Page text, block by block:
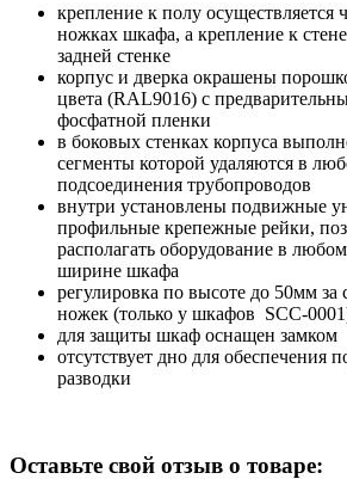
крепление к полу осуществляется
ножках шкафа, а крепление к стене
задней стенке
корпус и дверка окрашены
цвета (RAL9016) с
фосфатной пленки
в боковых стенках корпуса
сегменты которой удаляются в
подсоединения трубопроводов
внутри установлены подвижные
профильные крепежные рейки,
располагать оборудование в
ширине шкафа
регулировка по высоте до 50мм
ножек (только у шкафов SCC-
для защиты шкаф оснащен замком
отсутствует дно для обеспечения
разводки
Оставьте свой отзыв о товаре: